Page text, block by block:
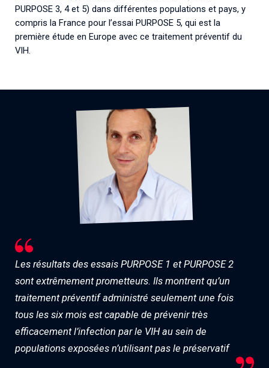
PURPOSE 3, 4 et 5) dans différentes populations et pays, y
compris la France pour l’essai PURPOSE 5, qui est la
première étude en Europe avec ce traitement préventif du
VIH.
Les résultats des essais PURPOSE 1 et PURPOSE 2
sont extrêmement prometteurs. Ils montrent qu’un
traitement préventif administré seulement une fois
tous les six mois est capable de prévenir très
efficacement l’infection par le VIH au sein de
populations exposées n’utilisant pas le préservatif